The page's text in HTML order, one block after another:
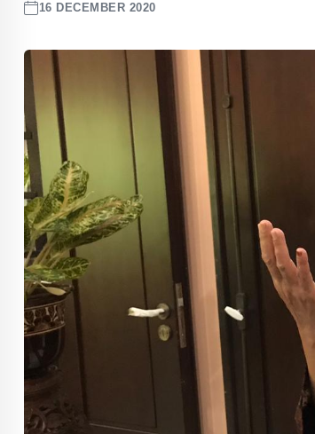
16 DECEMBER 2020